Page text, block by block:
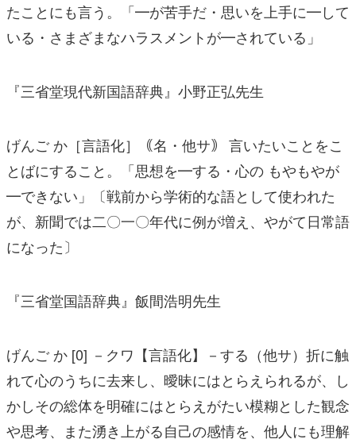
たことにも言う。「━が苦手だ・思いを上手に━して
いる・さまざまなハラスメントが━されている」
『三省堂現代新国語辞典』小野正弘先生
げんご か［言語化］｟名・他サ｠ 言いたいことをこ
とばにすること。「思想を━する・心の もやもやが
━できない」〔戦前から学術的な語として使われた
が、新聞では二〇一〇年代に例が増え、やがて日常語
になった〕
『三省堂国語辞典』飯間浩明先生
げんご か [0] －クワ【言語化】－する（他サ）折に触
れて心のうちに去来し、曖昧にはとらえられるが、し
かしその総体を明確にはとらえがたい模糊とした観念
や思考、また湧き上がる自己の感情を、他人にも理解